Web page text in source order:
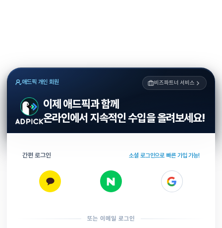
애드픽 개인 회원 비즈파트너 서비스
이제 애드픽과 함께
온라인에서 지속적인 수입을 올려보세요!
간편 로그인 소셜 로그인으로 빠른 가입 가능!
또는 이메일 로그인